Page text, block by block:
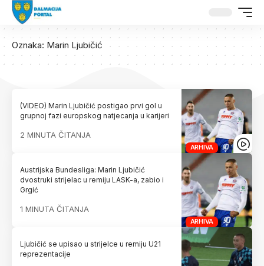
Oznaka: Marin Ljubičić
ARHIVA
(VIDEO) Marin Ljubičić postigao prvi gol u
grupnoj fazi europskog natjecanja u karijeri
2 MINUTA ČITANJA
ARHIVA
Austrijska Bundesliga: Marin Ljubičić
dvostruki strijelac u remiju LASK-a, zabio i
Grgić
1 MINUTA ČITANJA
Ljubičić se upisao u strijelce u remiju U21
reprezentacije